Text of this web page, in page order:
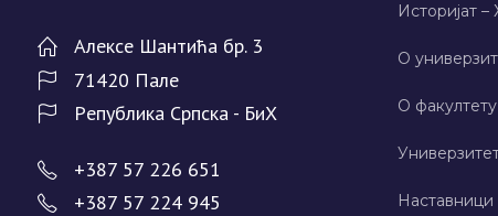
Алeксe Шантића бр. 3
71420 Палe
Рeпублика Српска - БиХ
+387 57 226 651
+387 57 224 945
Историјат –
О
О